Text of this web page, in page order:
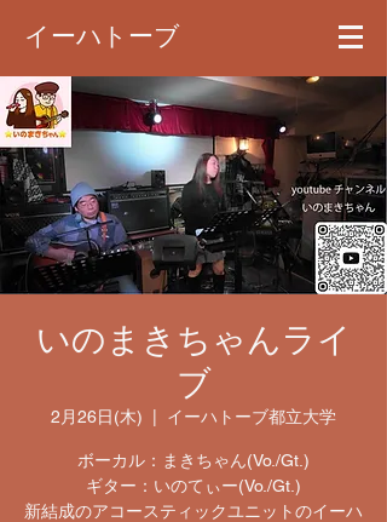
イーハトーブ
いのまきちゃんライ
ブ
2月26日(木) イーハトーブ都立大学
ボーカル：まきちゃん(Vo./Gt.)
ギター：いのてぃー(Vo./Gt.)
新結成のアコースティックユニットのイーハ